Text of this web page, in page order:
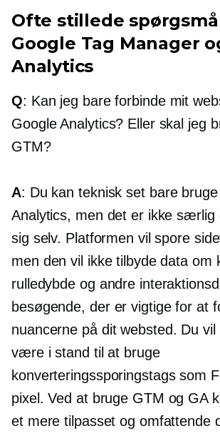
Ofte stillede
Google Tag Manager
Analytics
Q: Kan jeg bare forbinde mit
Google Analytics? Eller skal jeg
GTM?
A: Du kan teknisk set bare
Analytics, men det er ikke særlig
sig selv. Platformen vil spore
men den vil ikke tilbyde data om
rulledybde og andre
besøgende, der er vigtige for at
nuancerne på dit websted. Du vil
være i stand til at bruge
konverteringssporingstags som
pixel. Ved at bruge GTM og GA
et mere tilpasset og omfattende